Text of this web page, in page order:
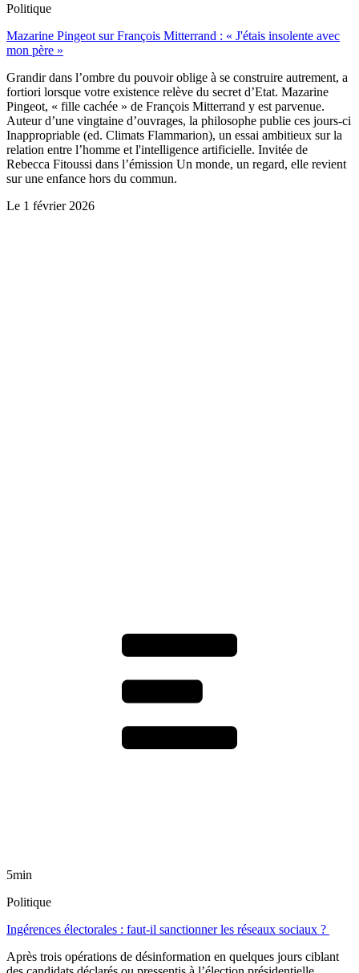
Politique
Mazarine Pingeot sur François Mitterrand : « J'étais insolente avec
mon père »
Grandir dans l’ombre du pouvoir oblige à se construire autrement, a
fortiori lorsque votre existence relève du secret d’Etat. Mazarine
Pingeot, « fille cachée » de François Mitterrand y est parvenue.
Auteur d’une vingtaine d’ouvrages, la philosophe publie ces jours-ci
Inappropriable (ed. Climats Flammarion), un essai ambitieux sur la
relation entre l’homme et l'intelligence artificielle. Invitée de
Rebecca Fitoussi dans l’émission Un monde, un regard, elle revient
sur une enfance hors du commun.
Le 1 février 2026
5min
Politique
Ingérences électorales : faut-il sanctionner les réseaux sociaux ?
Après trois opérations de désinformation en quelques jours ciblant